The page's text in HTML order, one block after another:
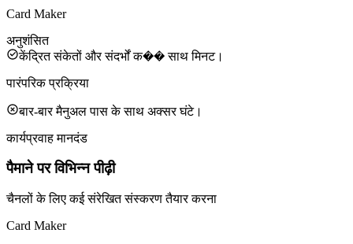
Card Maker
अनुशंसित
केंद्रित संकेतों और संदर्भों क�� साथ मिनट।
पारंपरिक प्रक्रिया
बार-बार मैनुअल पास के साथ अक्सर घंटे।
कार्यप्रवाह मानदंड
पैमाने पर विभिन्न पीढ़ी
चैनलों के लिए कई संरेखित संस्करण तैयार करना
Card Maker